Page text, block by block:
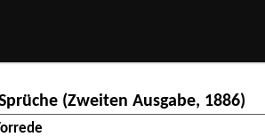
(Zweiten Ausgabe, 1886)